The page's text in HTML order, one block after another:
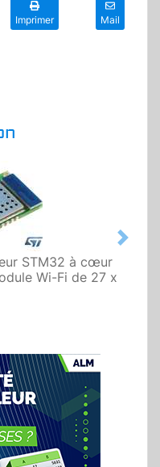
Imprimer Mail
STM32 à cœur
Wi-Fi de 27 x
Next